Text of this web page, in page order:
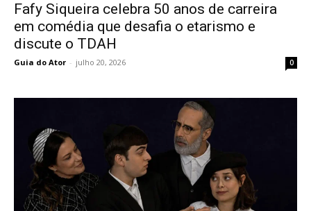
Fafy Siqueira celebra 50 anos de carreira
em comédia que desafia o etarismo e
discute o TDAH
Guia do Ator - julho 20, 2026 0